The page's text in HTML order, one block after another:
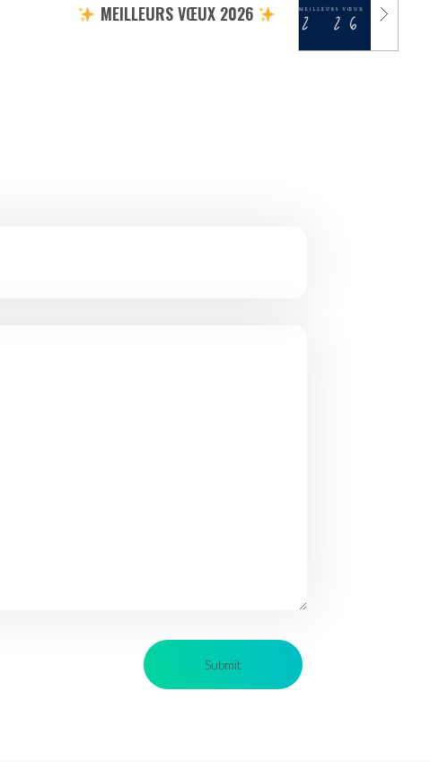
organisé par le Département du Val-d’Oise !
​ MEILLEURS VŒUX 2026